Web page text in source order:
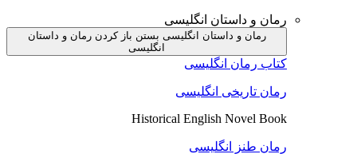
رمان و داستان انگلیسی
رمان و داستان انگلیسی بستن باز کردن رمان و داستان
انگلیسی
کتاب رمان انگلیسی
رمان تاریخی انگلیسی
Historical English Novel Book
رمان طنز انگلیسی